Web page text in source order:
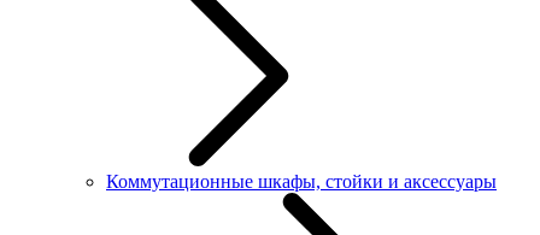
Коммутационные шкафы, стойки и аксессуары